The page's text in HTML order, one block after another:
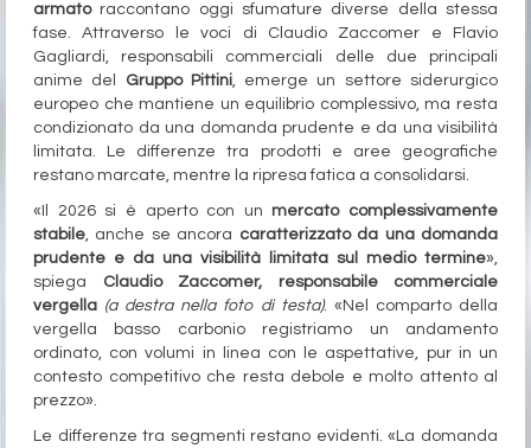
armato raccontano oggi sfumature diverse della stessa
fase. Attraverso le voci di Claudio Zaccomer e Flavio
Gagliardi, responsabili commerciali delle due principali
anime del
Gruppo Pittini, emerge un settore siderurgico
europeo che mantiene un equilibrio complessivo, ma resta
condizionato da una domanda prudente e da una visibilità
limitata. Le differenze tra prodotti e aree geografiche
restano marcate, mentre la ripresa fatica a consolidarsi.
«Il 2026 si è aperto con un mercato complessivamente
stabile, anche se ancora caratterizzato da una domanda
prudente e da una visibilità limitata sul medio termine»,
spiega
Claudio Zaccomer, responsabile commerciale
vergella (a destra nella foto di testa). «Nel comparto della
vergella basso carbonio registriamo un andamento
ordinato, con volumi in linea con le aspettative, pur in un
contesto competitivo che resta debole e molto attento al
prezzo».
Le differenze tra segmenti restano evidenti. «La domanda